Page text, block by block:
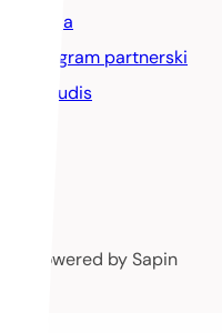
Misja
Program partnerski
Alaudis
powered by Sapin